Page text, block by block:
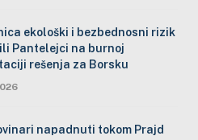
ekološki i bezbednosni rizik
Pantelejci na burnoj
rešenja za Borsku
napadnuti tokom Prajd